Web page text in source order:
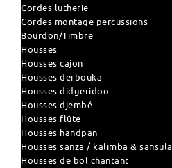
Cordes lutherie
Cordes montage percussions
Bourdon/Timbre
Housses
Housses cajon
Housses derbouka
Housses didgeridoo
Housses djembé
Housses flûte
Housses handpan
Housses sanza / kalimba & sansula
Housses de bol chantant